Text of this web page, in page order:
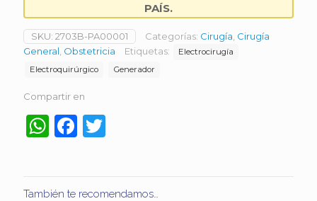
PAÍS.
SKU: 2703B-PA00001 Categorías: Cirugía Cirugía
General Obstetricia Etiquetas:
Electrocirugía
Electroquirúrgico
Generador
Compartir en
WhatsApp
Facebook
También te recomendamos…